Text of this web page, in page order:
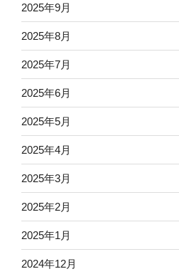
2025年9月
2025年8月
2025年7月
2025年6月
2025年5月
2025年4月
2025年3月
2025年2月
2025年1月
2024年12月